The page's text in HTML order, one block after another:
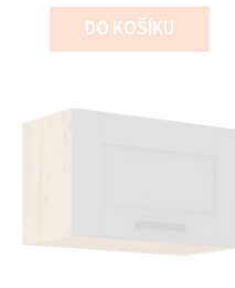
DO KOŠÍKU